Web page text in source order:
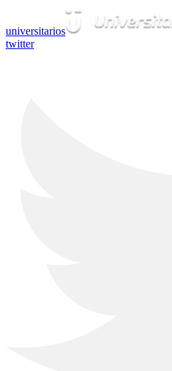
universitarios
twitter